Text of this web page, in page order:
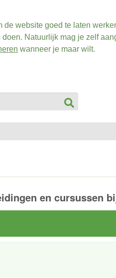
website goed te laten
Natuurlijk mag je zelf
wanneer je maar wilt.
en cursussen